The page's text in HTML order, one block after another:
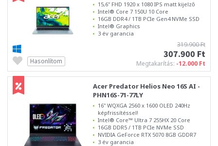
15,6" FHD 1920 x 1080 IPS matt kijelző
Intel® Core 7 150U 10 Core
16GB DDR4 / 1TB PCIe Gen4 NVMe SSD
Intel® Graphics
3 év garancia
319.900 Ft
307.900 Ft
Megtakarítás: -12.000 Ft
Hasonlítom
Acer Predator Helios Neo 16S AI -
PHN16S-71-77LY
16" WQXGA 2560 x 1600 OLED 240Hz
képfrissítéssel!
Intel® Core™ Ultra 7 255HX 20 Core
16GB DDR5 / 1TB PCIe NVMe SSD
NVIDIA GeForce RTX 5070 8GB GDDR7
3 év garancia